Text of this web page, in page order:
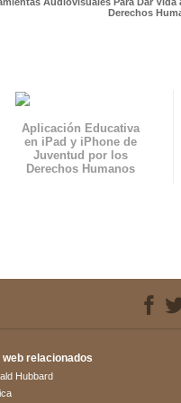
Derechos
Aplicación Educativa
en iPad y iPhone de
Juventud por los
Derechos Humanos
web relacionados
Hubbard